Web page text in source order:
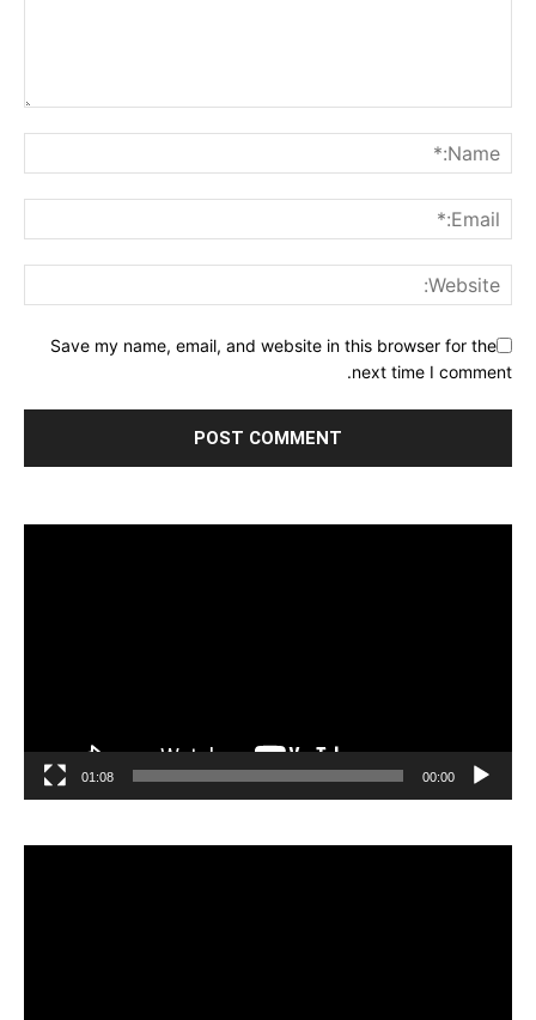
Save my name, email, and website in this browser for the
next time I comment.
00:00
01:08